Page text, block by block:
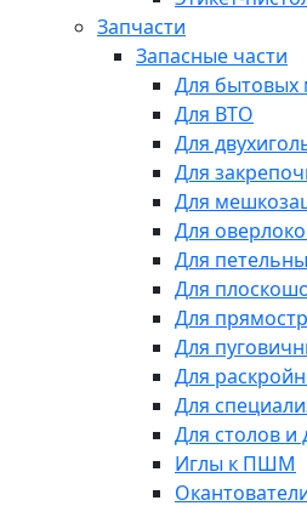
Запчасти
Запасные части
Для бытовых
Для ВТО
Для
Для
Для
Для
Для
Для
Для
Для
Для
Для
Для столов и
Иглы к ПШМ